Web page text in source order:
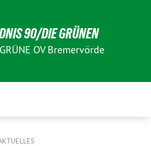
90/DIE GRÜNEN
OV Bremervörde